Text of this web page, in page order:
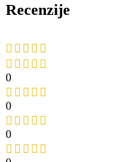
Recenzije
0
0
0